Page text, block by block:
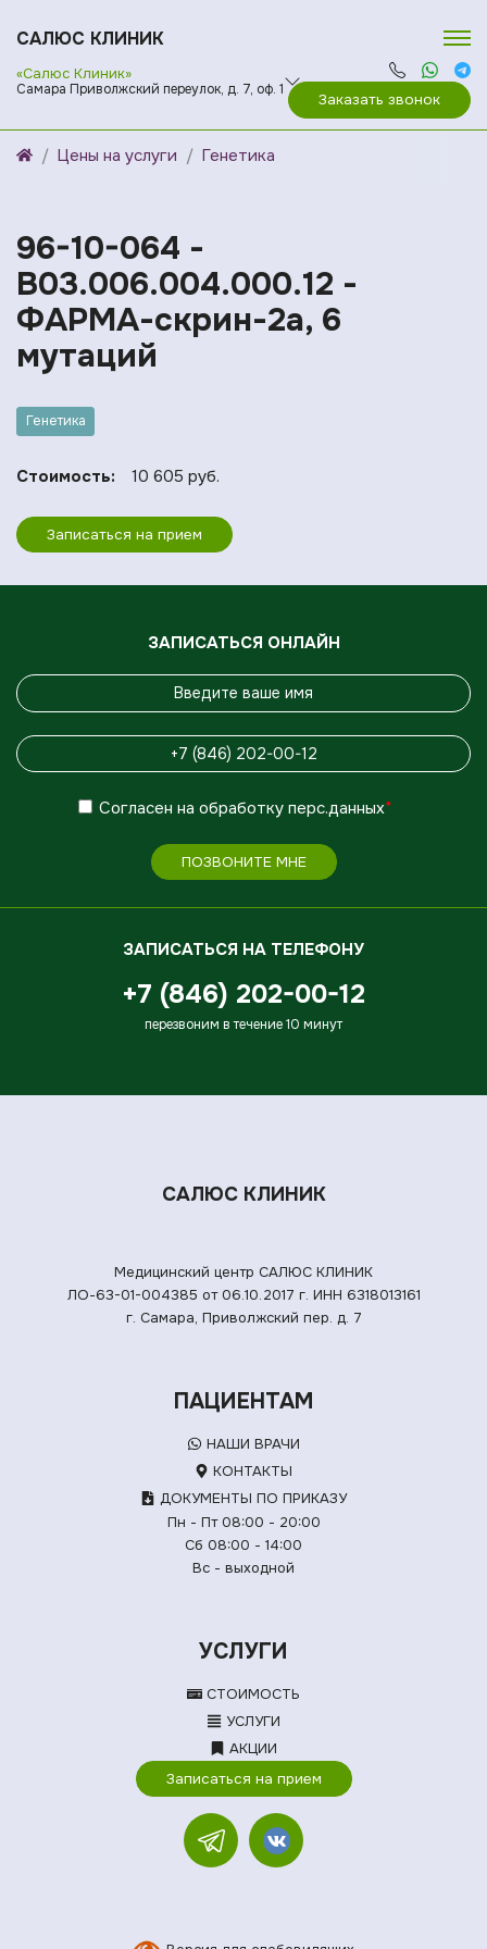
САЛЮС КЛИНИК
«Салюс Клиник»
Самара Приволжский переулок, д. 7, оф. 1
Заказать звонок
Цены на услуги Генетика
96-10-064 -
B03.006.004.000.12 -
ФАРМА-скрин-2а, 6
мутаций
Генетика
Стоимость: 10 605 руб.
Записаться на прием
ЗАПИСАТЬСЯ ОНЛАЙН
Согласен на обработку перс.данных*
ПОЗВОНИТЕ МНЕ
ЗАПИСАТЬСЯ НА ТЕЛЕФОНУ
+7 (846) 202-00-12
перезвоним в течение 10 минут
САЛЮС КЛИНИК
Медицинский центр САЛЮС КЛИНИК
ЛО-63-01-004385 от 06.10.2017 г. ИНН 6318013161
г. Самара, Приволжский пер. д. 7
ПАЦИЕНТАМ
НАШИ ВРАЧИ
КОНТАКТЫ
ДОКУМЕНТЫ ПО ПРИКАЗУ
Пн - Пт 08:00 - 20:00
Сб 08:00 - 14:00
Вс - выходной
УСЛУГИ
СТОИМОСТЬ
УСЛУГИ
АКЦИИ
Записаться на прием